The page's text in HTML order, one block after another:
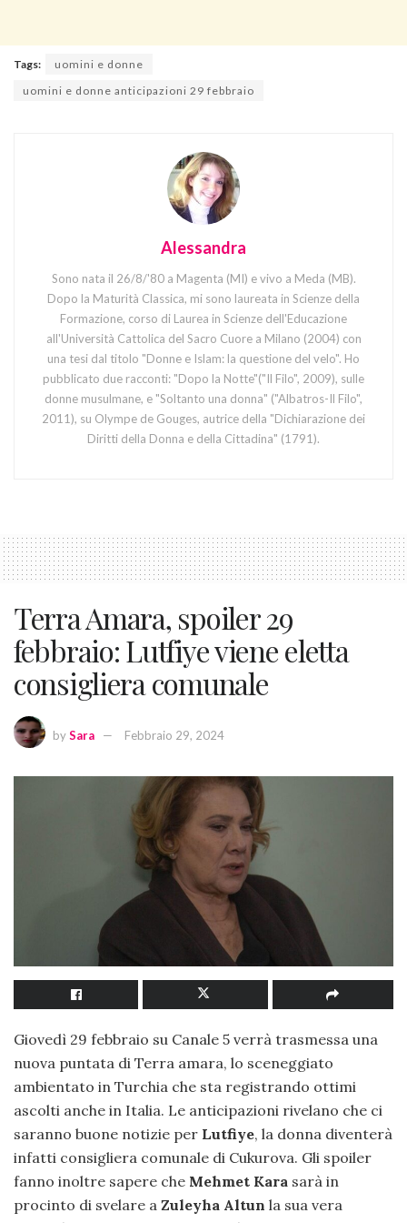
Tags:
uomini e donne
uomini e donne anticipazioni 29 febbraio
Alessandra
Sono nata il 26/8/'80 a Magenta (MI) e vivo a Meda (MB).
Dopo la Maturità Classica, mi sono laureata in Scienze della
Formazione, corso di Laurea in Scienze dell'Educazione
all'Università Cattolica del Sacro Cuore a Milano (2004) con
una tesi dal titolo "Donne e Islam: la questione del velo". Ho
pubblicato due racconti: "Dopo la Notte"("Il Filo", 2009), sulle
donne musulmane, e "Soltanto una donna" ("Albatros-Il Filo",
2011), su Olympe de Gouges, autrice della "Dichiarazione dei
Diritti della Donna e della Cittadina" (1791).
Terra Amara, spoiler 29
febbraio: Lutfiye viene eletta
consigliera comunale
bySara Febbraio 29, 2024
Giovedì 29 febbraio su Canale 5 verrà trasmessa una
nuova puntata di Terra amara, lo sceneggiato
ambientato in Turchia che sta registrando ottimi
ascolti anche in Italia. Le anticipazioni rivelano che ci
saranno buone notizie per Lutfiye, la donna diventerà
infatti consigliera comunale di Cukurova. Gli spoiler
fanno inoltre sapere che Mehmet Kara sarà in
procinto di svelare a Zuleyha Altun la sua vera